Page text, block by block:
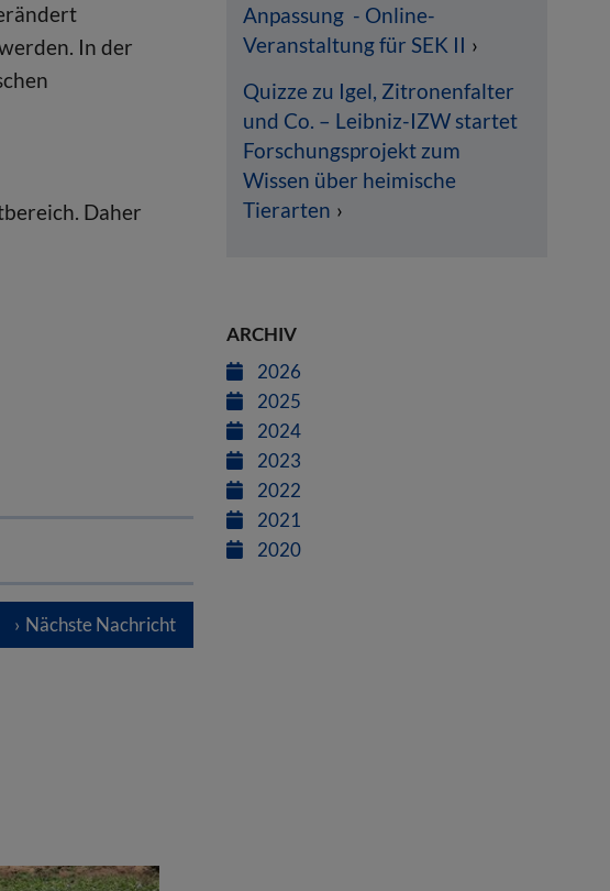
In der
Daher
Nächste Nachricht
Anpassung - Online-
Veranstaltung für SEK II
Quizze zu Igel, Zitronenfalter
und Co. – Leibniz-IZW startet
Forschungsprojekt zum
Wissen über heimische
Tierarten
ARCHIV
2026
2025
2024
2023
2022
2021
2020